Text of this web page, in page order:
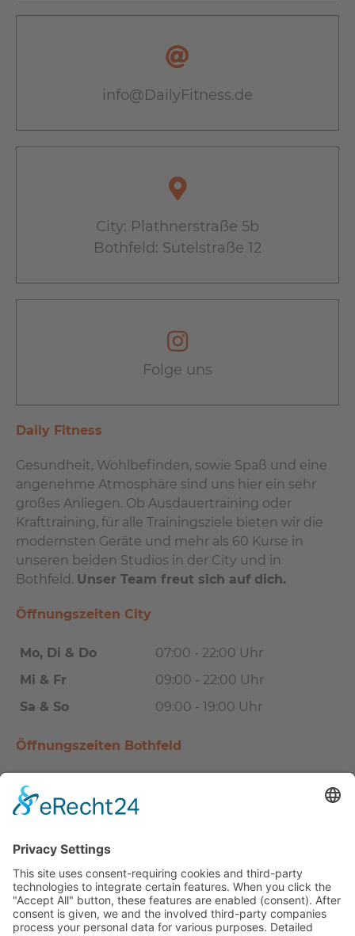
info@DailyFitness.de
City: Plathnerstraße 5b
Bothfeld: Sutelstraße 12
Folge uns
Daily Fitness
Gesundheit, Wohlbefinden, sowie Spaß und eine
angenehme Atmosphäre sind uns hier ein sehr
großes Anliegen. Ob Ausdauertraining oder
Krafttraining, für alle Trainingsziele bieten wir die
modernsten Geräte und mehr als 60 Kurse in
unseren beiden Studios in der City und in
Bothfeld. Unser Team freut sich auf dich.
Öffnungszeiten City
Mo, Di & Do
07:00 - 22:00 Uhr
Mi & Fr
09:00 - 22:00 Uhr
Sa & So
09:00 - 19:00 Uhr
Öffnungszeiten Bothfeld
Mo, Mi & Fr
Di & Do
Übersicht
EGYM